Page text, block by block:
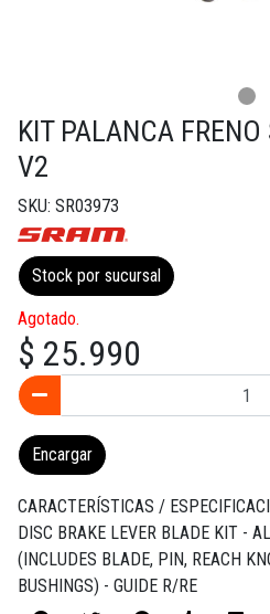
KIT PALANCA
V2
SKU: SR03973
Stock por sucursal
Agotado.
$ 25.990
Encargar
CARACTERÍSTICAS /
DISC BRAKE LEVER BLADE KIT -
(INCLUDES BLADE, PIN, REACH
BUSHINGS) - GUIDE R/RE